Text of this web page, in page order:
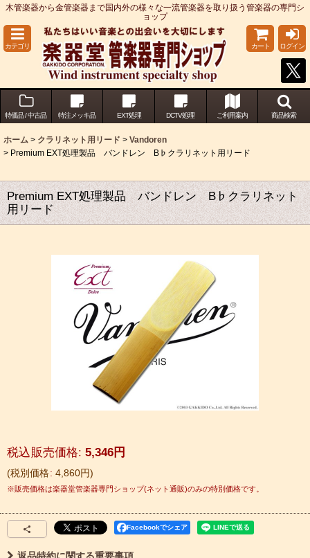
木管楽器から金管楽器まで国内外の様々な一流管楽器を取り扱う管楽器の専門シ
ョップ
カテゴリ カート ログイン
特価品 / 中古品 特注メッキ品 EXT処理 DCTV処理 ご利用案内 商品検索
ホーム > クラリネット用リード > Vandoren
> Premium EXT処理製品 バンドレン B♭クラリネット用リード
Premium EXT処理製品 バンドレン B♭クラリネット
用リード
税別価格: 4,860円
税込 : 5,346円
Facebookでシェア
返品特約に関する重要事項